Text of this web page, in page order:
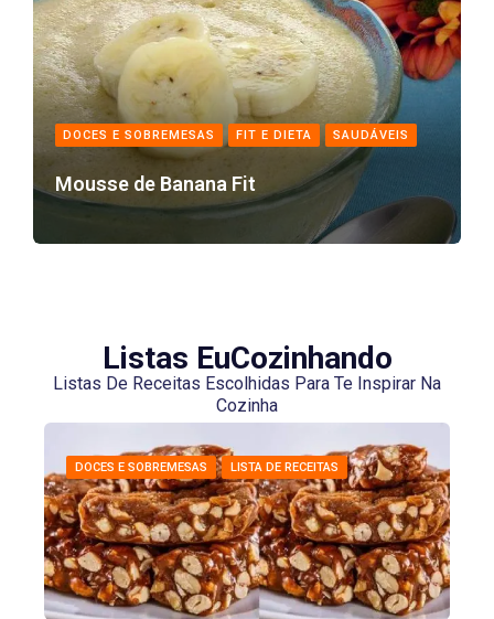
DOCES E SOBREMESAS FIT E DIETA SAUDÁVEIS
Mousse de Banana Fit
Listas EuCozinhando
Listas De Receitas Escolhidas Para Te Inspirar Na
Cozinha
DOCES E SOBREMESAS LISTA DE RECEITAS